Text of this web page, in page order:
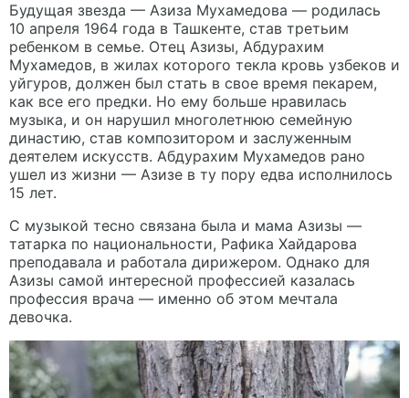
Будущая звезда — Азиза Мухамедова — родилась
10 апреля 1964 года в Ташкенте, став третьим
ребенком в семье. Отец Азизы, Абдурахим
Мухамедов, в жилах которого текла кровь узбеков и
уйгуров, должен был стать в свое время пекарем,
как все его предки. Но ему больше нравилась
музыка, и он нарушил многолетнюю семейную
династию, став композитором и заслуженным
деятелем искусств. Абдурахим Мухамедов рано
ушел из жизни — Азизе в ту пору едва исполнилось
15 лет.
С музыкой тесно связана была и мама Азизы —
татарка по национальности, Рафика Хайдарова
преподавала и работала дирижером. Однако для
Азизы самой интересной профессией казалась
профессия врача — именно об этом мечтала
девочка.